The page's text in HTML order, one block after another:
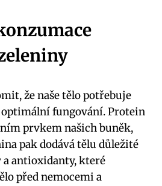
že naše tělo potřebuje
fungování. Protein
prvkem našich buněk,
pak dodává tělu ⁤důležité
antioxidanty, které
před nemocemi a